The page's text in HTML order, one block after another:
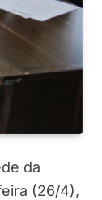
da
(26/4),